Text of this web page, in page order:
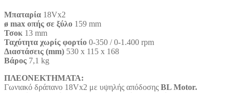
Μπαταρία 18Vx2
ø max οπής σε ξύλο 159 mm
Τσοκ 13 mm
Ταχύτητα χωρίς φορτίο 0-350 / 0-1.400 rpm
Διαστάσεις (mm) 530 x 115 x 168
Βάρος 7,1 kg
ΠΛΕΟΝΕΚΤΗΜΑΤΑ:
Γωνιακό δράπανο 18Vx2 με υψηλής απόδοσης BL Motor.